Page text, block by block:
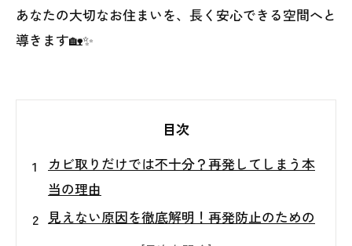
あなたの大切なお住まいを、長く安心できる空間へと
導きます🏡✨
目次
カビ取りだけでは不十分？再発してしまう本
当の理由
見えない原因を徹底解明！再発防止のための